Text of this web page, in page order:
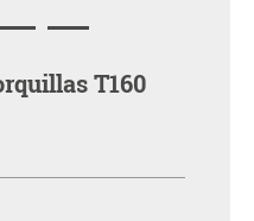
T160